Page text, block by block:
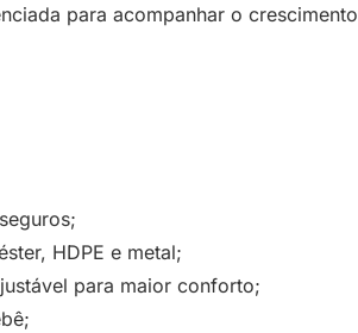
para acompanhar o
HDPE e metal;
para maior conforto;